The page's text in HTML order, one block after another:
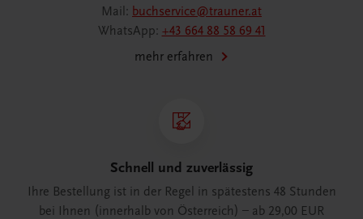
Mail: buchservice@trauner.at
WhatsApp: +43 664 88 58 69 41
mehr erfahren
Schnell und zuverlässig
Ihre Bestellung ist in der Regel in spätestens 48 Stunden
bei Ihnen (innerhalb von Österreich) – ab 29,00 EUR